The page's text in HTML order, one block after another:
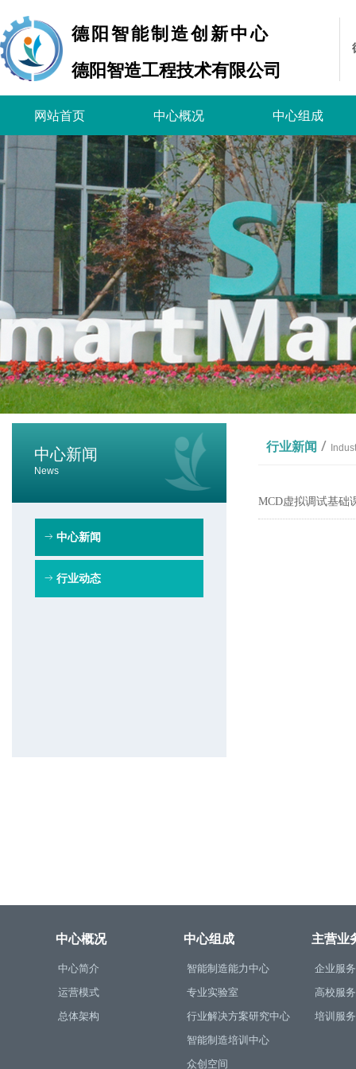
德阳智能制造创新中心
德阳智造工程技术有限公司
网站首页 中心概况 中心组成
MCD虚拟调试基础
行业新闻 /
中心新闻
News
ꁹ 中心新闻
ꁹ 行业动态
智能制造能力中心
专业实验室
行业解决方案研究中心
智能制造培训中心
众创空间
中心概况 中心组成 主营业
企业服务
高校服务
培训服务
中心简介
运营模式
总体架构